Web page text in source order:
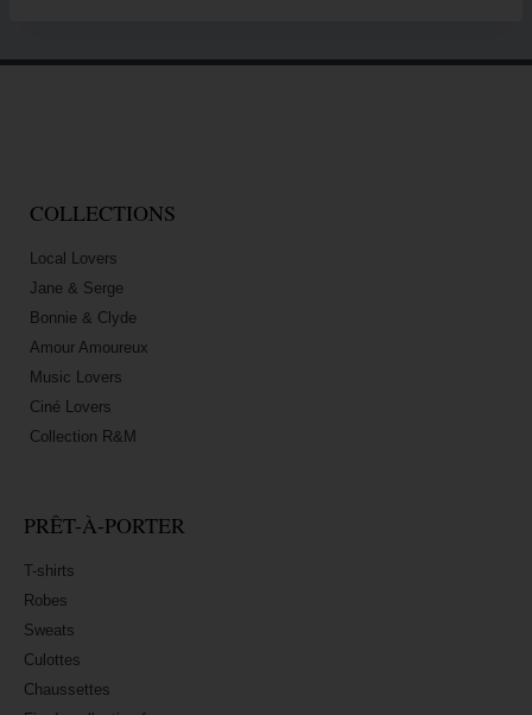
COLLECTIONS
Local Lovers
Jane & Serge
Bonnie & Clyde
Amour Amoureux
Music Lovers
Ciné Lovers
Collection R&M
PRÊT-À-PORTER
T-shirts
Robes
Sweats
Culottes
Chaussettes